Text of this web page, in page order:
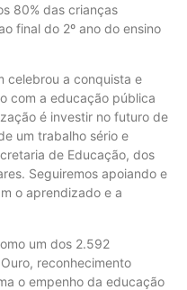
80% das crianças
final do 2º ano do ensino
celebrou a conquista e
com a educação pública
é investir no futuro de
um trabalho sério e
de Educação, dos
Seguiremos apoiando e
o aprendizado e a
um dos 2.592
reconhecimento
o empenho da educação